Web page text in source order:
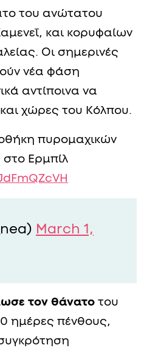
του ανώτατου
και κορυφαίων
Οι σημερινές
νέα φάση
αντίποινα να
χώρες του Κόλπου.
πυρομαχικών
Ερμπίλ
March 1,
τον θάνατο του
ημέρες πένθους,